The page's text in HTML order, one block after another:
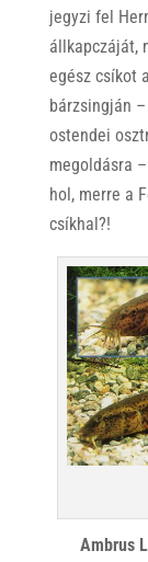
jegyzi fel
állkapczáját,
egész csíkot
bárzsingján
ostendei
megoldásra
hol, merre a
csíkhal?!
Ambrus